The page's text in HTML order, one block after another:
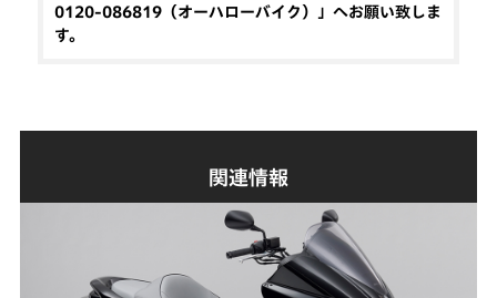
0120-086819（オーハローバイク）」へお願い致しま
す。
関連情報